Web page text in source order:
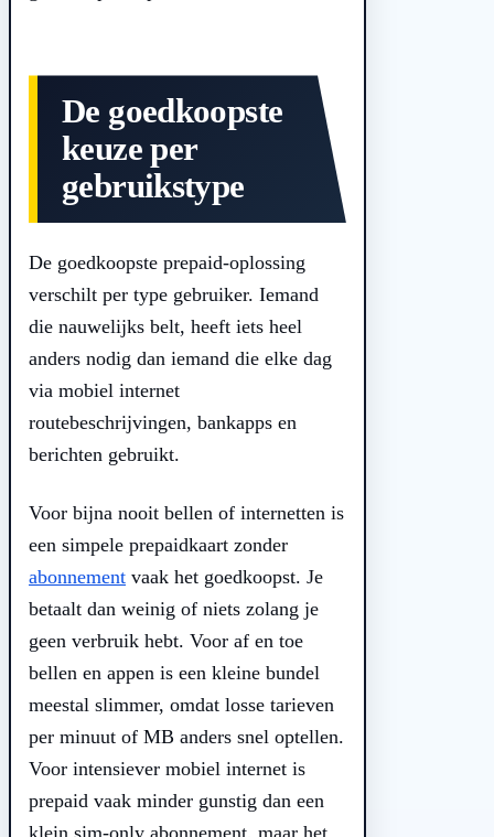
De goedkoopste
keuze per
gebruikstype
De goedkoopste prepaid-oplossing
verschilt per type gebruiker. Iemand
die nauwelijks belt, heeft iets heel
anders nodig dan iemand die elke dag
via mobiel internet
routebeschrijvingen, bankapps en
berichten gebruikt.
Voor bijna nooit bellen of internetten is
een simpele prepaidkaart zonder
abonnement vaak het goedkoopst. Je
betaalt dan weinig of niets zolang je
geen verbruik hebt. Voor af en toe
bellen en appen is een kleine bundel
meestal slimmer, omdat losse tarieven
per minuut of MB anders snel optellen.
Voor intensiever mobiel internet is
prepaid vaak minder gunstig dan een
klein sim-only abonnement, maar het